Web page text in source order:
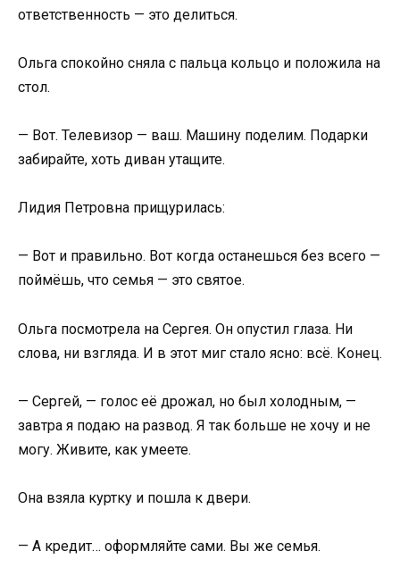
ответственность — это делиться.
Ольга спокойно сняла с пальца кольцо и положила на
стол.
— Вот. Телевизор — ваш. Машину поделим. Подарки
забирайте, хоть диван утащите.
Лидия Петровна прищурилась:
— Вот и правильно. Вот когда останешься без всего —
поймёшь, что семья — это святое.
Ольга посмотрела на Сергея. Он опустил глаза. Ни
слова, ни взгляда. И в этот миг стало ясно: всё. Конец.
— Сергей, — голос её дрожал, но был холодным, —
завтра я подаю на развод. Я так больше не хочу и не
могу. Живите, как умеете.
Она взяла куртку и пошла к двери.
— А кредит… оформляйте сами. Вы же семья.